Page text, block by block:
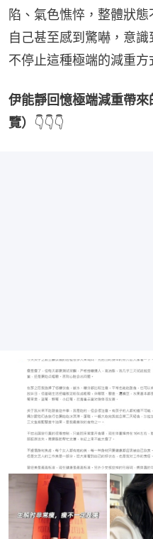
陷、氣色憔悴，整體狀
自己甚至感到驚嚇，意
不停止這種極端的減重方
伊能靜回憶極端減重帶
覽） 👇👇👇